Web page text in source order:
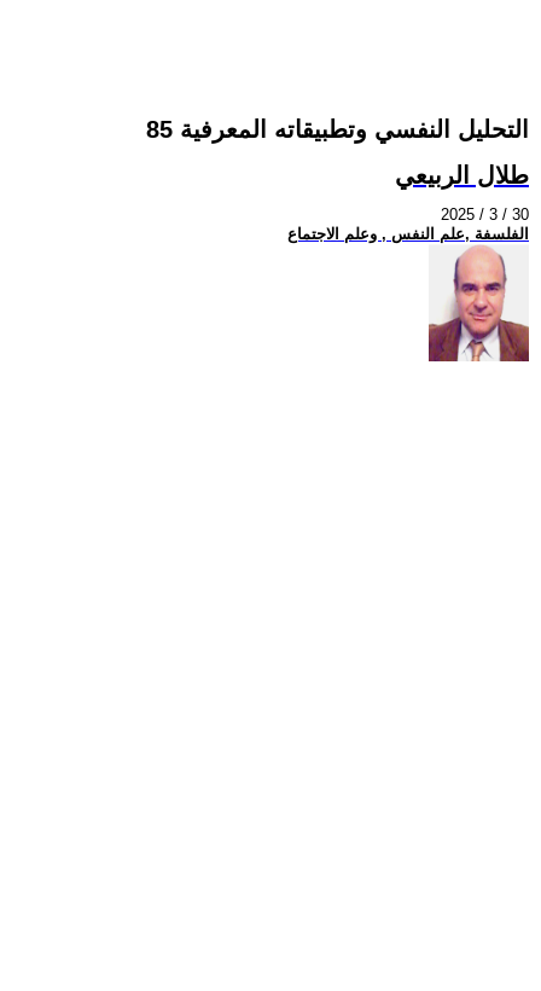
التحليل النفسي وتطبيقاته المعرفية 85
طلال الربيعي
2025 / 3 / 30
الفلسفة ,علم النفس , وعلم الاجتماع